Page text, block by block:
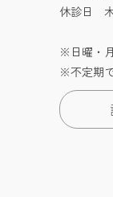
休診日
※日曜・
※不定期